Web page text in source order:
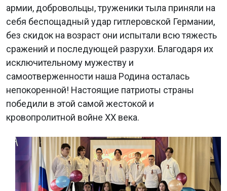
армии, добровольцы, труженики тыла приняли на
себя беспощадный удар гитлеровской Германии,
без скидок на возраст они испытали всю тяжесть
сражений и последующей разрухи. Благодаря их
исключительному мужеству и
самоотверженности наша Родина осталась
непокоренной! Настоящие патриоты страны
победили в этой самой жестокой и
кровопролитной войне XX века.